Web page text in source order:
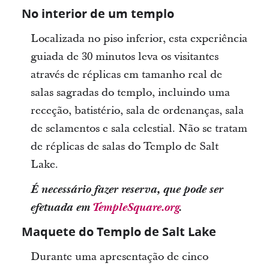
No interior de um templo
Localizada no piso inferior, esta experiência
guiada de 30 minutos leva os visitantes
através de réplicas em tamanho real de
salas sagradas do templo, incluindo uma
receção, batistério, sala de ordenanças, sala
de selamentos e sala celestial. Não se tratam
de réplicas de salas do Templo de Salt
Lake.
É necessário fazer reserva, que pode ser
efetuada em TempleSquare.org.
Maquete do Templo de Salt Lake
Durante uma apresentação de cinco